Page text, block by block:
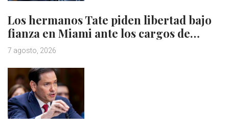
Los hermanos Tate piden libertad bajo
fianza en Miami ante los cargos de…
7 agosto, 2026